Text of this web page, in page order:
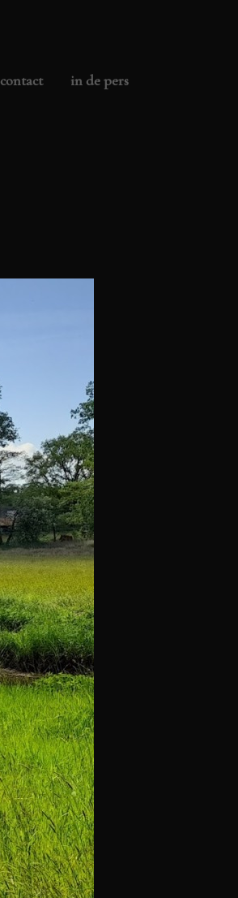
contact in de pers